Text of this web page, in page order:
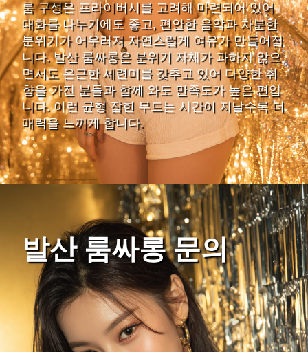
룸 구성은 프라이버시를 고려해 마련되어 있어
대화를 나누기에도 좋고, 편안한 음악과 차분한
분위기가 어우러져 자연스럽게 여유가 만들어집
니다. 발산 룸싸롱은 분위기 자체가 과하지 않으
면서도 은근한 세련미를 갖추고 있어 다양한 취
향을 가진 분들과 함께 와도 만족도가 높은 편입
니다. 이런 균형 잡힌 무드는 시간이 지날수록 더
매력을 느끼게 합니다.
발산 룸싸롱 문의